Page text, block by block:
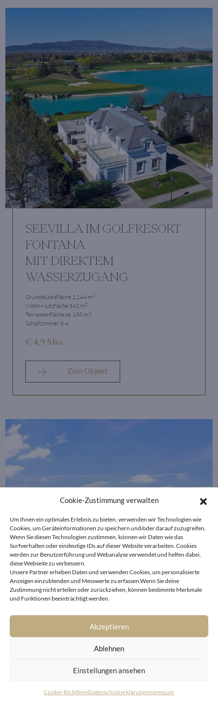
Cookie-Zustimmung verwalten
Um Ihnen ein optimales Erlebnis zu bieten, verwenden wir Technologien wie
Cookies, um Geräteinformationen zu speichern und/oder darauf zuzugreifen.
Wenn Sie diesen Technologien zustimmen, können wir Daten wie das
Surfverhalten oder eindeutige IDs auf dieser Website verarbeiten. Cookies
werden zur Benutzerführung und Webanalyse verwendet und helfen dabei,
diese Webseite zu verbessern.
Unsere Partner erheben Daten und verwenden Cookies, um personalisierte
Anzeigen einzublenden und Messwerte zu erfassen.Wenn Sie deine
Zustimmung nicht erteilen oder zurückziehen, können bestimmte Merkmale
und Funktionen beeinträchtigt werden.
Akzeptieren
Ablehnen
Einstellungen ansehen
Cookie-RichtlinieDatenschutzerklärungImpressum
SEEVILLA IM GOLFRESORT
FONTANA
MIT DIREKTEM
WASSERZUGANG
Grundstücksfläche 1.244 m2
Wohn-Nutzfläche 342 m2
Terrassenfläche ca. 188 m2
Schlafzimmer 3-4
€ 4,9 Mio.
Zum Objekt
THE ONE –
Grundstücksfläche 1.058 m2